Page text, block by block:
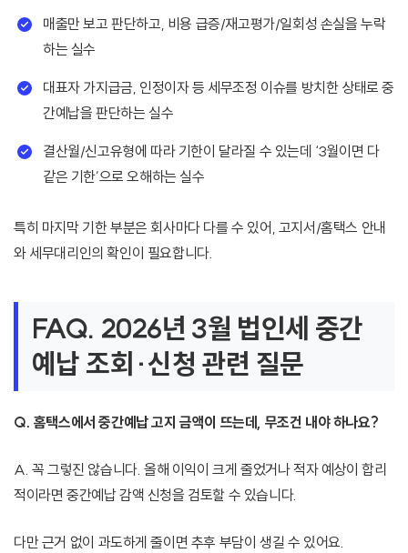
매출만 보고 판단하고, 비용 급증/재고평가/일회성 손실을 누락
하는 실수
대표자 가지급금, 인정이자 등 세무조정 이슈를 방치한 상태로 중
간예납을 판단하는 실수
결산월/신고유형에 따라 기한이 달라질 수 있는데 ‘3월이면 다
같은 기한’으로 오해하는 실수
특히 마지막 기한 부분은 회사마다 다를 수 있어, 고지서/홈택스 안내
와 세무대리인의 확인이 필요합니다.
FAQ. 2026년 3월 법인세 중간
예납 조회·신청 관련 질문
Q. 홈택스에서 중간예납 고지 금액이 뜨는데, 무조건 내야 하나요?
A. 꼭 그렇진 않습니다. 올해 이익이 크게 줄었거나 적자 예상이 합리
적이라면 중간예납 감액 신청을 검토할 수 있습니다.
다만 근거 없이 과도하게 줄이면 추후 부담이 생길 수 있어요.